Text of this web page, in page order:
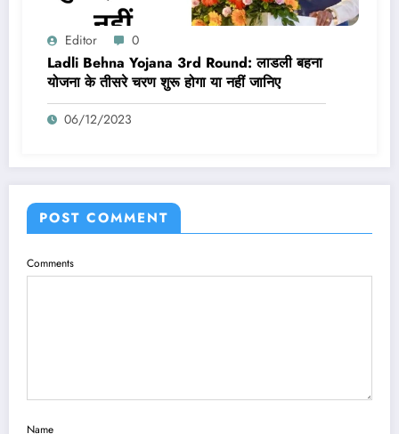
Editor 0
Ladli Behna Yojana 3rd Round: लाडली बहना
योजना के तीसरे चरण शुरू होगा या नहीं जानिए
06/12/2023
POST COMMENT
Comments
Name